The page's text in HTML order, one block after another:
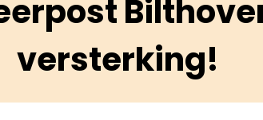
versterking!